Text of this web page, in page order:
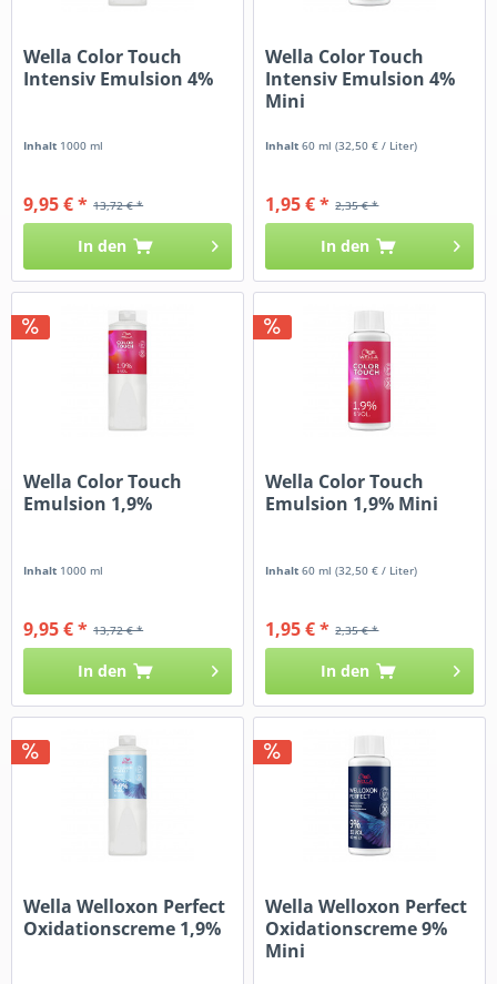
Wella Color Touch
Intensiv Emulsion 4%
Inhalt 1000 ml
13,72 € *
9,95 € *
In den
Wella Color Touch
Intensiv Emulsion 4%
Mini
Inhalt60 ml(32,50 € / Liter)
2,35 € *
1,95 € *
In den
Wella Color Touch
Emulsion 1,9%
Inhalt 1000 ml
13,72 € *
9,95 € *
In den
Wella Color Touch
Emulsion 1,9% Mini
Inhalt60 ml(32,50 € / Liter)
2,35 € *
1,95 € *
In den
Wella Welloxon Perfect
Oxidationscreme 1,9%
Wella Welloxon Perfect
Oxidationscreme 9%
Mini